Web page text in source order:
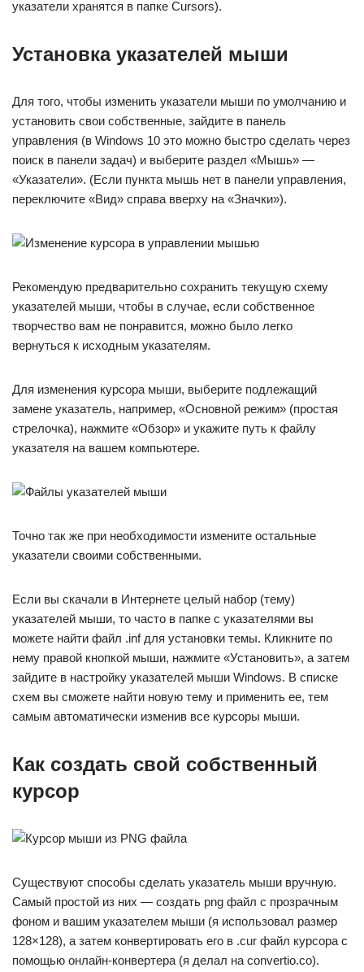
указатели хранятся в папке Cursors).
Установка указателей мыши
Для того, чтобы изменить указатели мыши по умолчанию и
установить свои собственные, зайдите в панель
управления (в Windows 10 это можно быстро сделать через
поиск в панели задач) и выберите раздел «Мышь» —
«Указатели». (Если пункта мышь нет в панели управления,
переключите «Вид» справа вверху на «Значки»).
Рекомендую предварительно сохранить текущую схему
указателей мыши, чтобы в случае, если собственное
творчество вам не понравится, можно было легко
вернуться к исходным указателям.
Для изменения курсора мыши, выберите подлежащий
замене указатель, например, «Основной режим» (простая
стрелочка), нажмите «Обзор» и укажите путь к файлу
указателя на вашем компьютере.
Точно так же при необходимости измените остальные
указатели своими собственными.
Если вы скачали в Интернете целый набор (тему)
указателей мыши, то часто в папке с указателями вы
можете найти файл .inf для установки темы. Кликните по
нему правой кнопкой мыши, нажмите «Установить», а затем
зайдите в настройку указателей мыши Windows. В списке
схем вы сможете найти новую тему и применить ее, тем
самым автоматически изменив все курсоры мыши.
Как создать свой собственный
курсор
Существуют способы сделать указатель мыши вручную.
Самый простой из них — создать png файл с прозрачным
фоном и вашим указателем мыши (я использовал размер
128×128), а затем конвертировать его в .cur файл курсора с
помощью онлайн-конвертера (я делал на convertio.co).